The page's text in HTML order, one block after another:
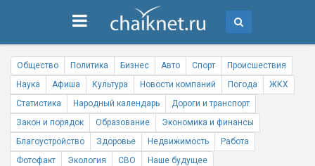
Общество Политика Бизнес Авто Спорт
Происшествия
Наука
Афиша Культура Новости компаний Погода
ЖКХ
Статистика
Народный календарь
Дороги и транспорт
Закон и порядок
Образование
Экономика и финансы
Благоустройство
Здоровье Недвижимость
Работа
Фотофакт
Экология СВО Наше будущее